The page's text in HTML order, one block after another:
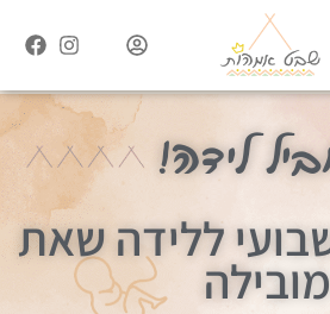
לידה!
ללידה שאת
מובילה